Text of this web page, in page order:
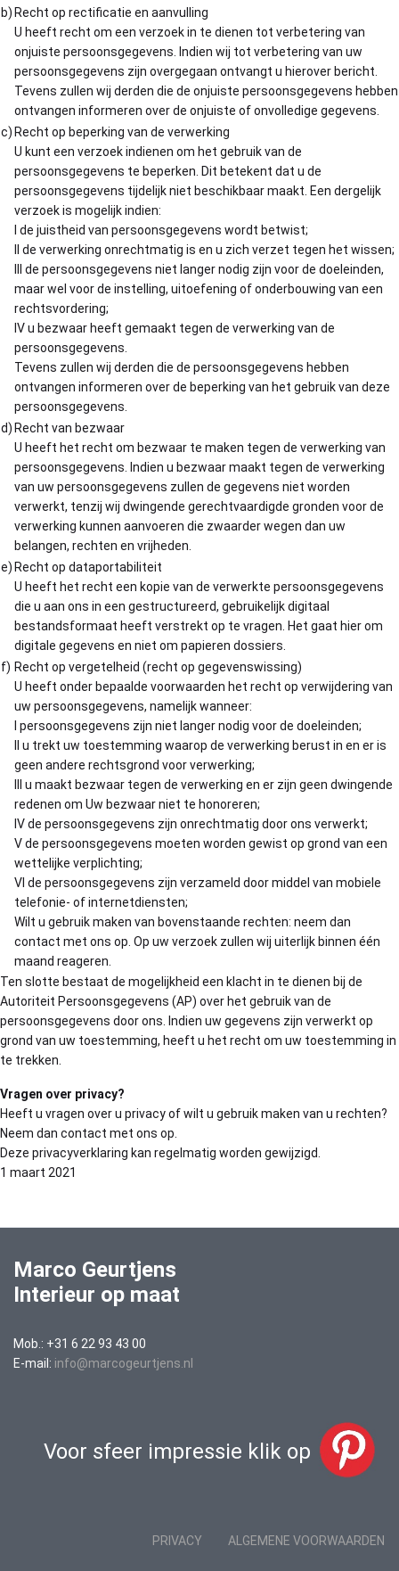
b) Recht op rectificatie en aanvulling
U heeft recht om een verzoek in te dienen tot verbetering van
onjuiste persoonsgegevens. Indien wij tot verbetering van uw
persoonsgegevens zijn overgegaan ontvangt u hierover bericht.
Tevens zullen wij derden die de onjuiste persoonsgegevens hebben
ontvangen informeren over de onjuiste of onvolledige gegevens.
c) Recht op beperking van de verwerking
U kunt een verzoek indienen om het gebruik van de
persoonsgegevens te beperken. Dit betekent dat u de
persoonsgegevens tijdelijk niet beschikbaar maakt. Een dergelijk
verzoek is mogelijk indien:
I de juistheid van persoonsgegevens wordt betwist;
II de verwerking onrechtmatig is en u zich verzet tegen het wissen;
III de persoonsgegevens niet langer nodig zijn voor de doeleinden,
maar wel voor de instelling, uitoefening of onderbouwing van een
rechtsvordering;
IV u bezwaar heeft gemaakt tegen de verwerking van de
persoonsgegevens.
Tevens zullen wij derden die de persoonsgegevens hebben
ontvangen informeren over de beperking van het gebruik van deze
persoonsgegevens.
d) Recht van bezwaar
U heeft het recht om bezwaar te maken tegen de verwerking van
persoonsgegevens. Indien u bezwaar maakt tegen de verwerking
van uw persoonsgegevens zullen de gegevens niet worden
verwerkt, tenzij wij dwingende gerechtvaardigde gronden voor de
verwerking kunnen aanvoeren die zwaarder wegen dan uw
belangen, rechten en vrijheden.
e) Recht op dataportabiliteit
U heeft het recht een kopie van de verwerkte persoonsgegevens
die u aan ons in een gestructureerd, gebruikelijk digitaal
bestandsformaat heeft verstrekt op te vragen. Het gaat hier om
digitale gegevens en niet om papieren dossiers.
f) Recht op vergetelheid (recht op gegevenswissing)
U heeft onder bepaalde voorwaarden het recht op verwijdering van
uw persoonsgegevens, namelijk wanneer:
I persoonsgegevens zijn niet langer nodig voor de doeleinden;
II u trekt uw toestemming waarop de verwerking berust in en er is
geen andere rechtsgrond voor verwerking;
III u maakt bezwaar tegen de verwerking en er zijn geen dwingende
redenen om Uw bezwaar niet te honoreren;
IV de persoonsgegevens zijn onrechtmatig door ons verwerkt;
V de persoonsgegevens moeten worden gewist op grond van een
wettelijke verplichting;
VI de persoonsgegevens zijn verzameld door middel van mobiele
telefonie- of internetdiensten;
Wilt u gebruik maken van bovenstaande rechten: neem dan
contact met ons op. Op uw verzoek zullen wij uiterlijk binnen één
maand reageren.
Ten slotte bestaat de mogelijkheid een klacht in te dienen bij de
Autoriteit Persoonsgegevens (AP) over het gebruik van de
persoonsgegevens door ons. Indien uw gegevens zijn verwerkt op
grond van uw toestemming, heeft u het recht om uw toestemming in
te trekken.
Vragen over privacy?
Heeft u vragen over u privacy of wilt u gebruik maken van u rechten?
Neem dan contact met ons op.
Deze privacyverklaring kan regelmatig worden gewijzigd.
1 maart 2021
Marco Geurtjens
Interieur op maat
Mob.: +31 6 22 93 43 00
E-mail: info@marcogeurtjens.nl
Voor sfeer impressie klik op
PRIVACY ALGEMENE VOORWAARDEN